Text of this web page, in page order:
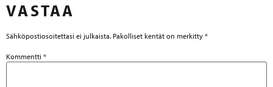
VASTAA
Sähköpostiosoitettasi ei julkaista. Pakolliset kentät on merkitty *
Kommentti *